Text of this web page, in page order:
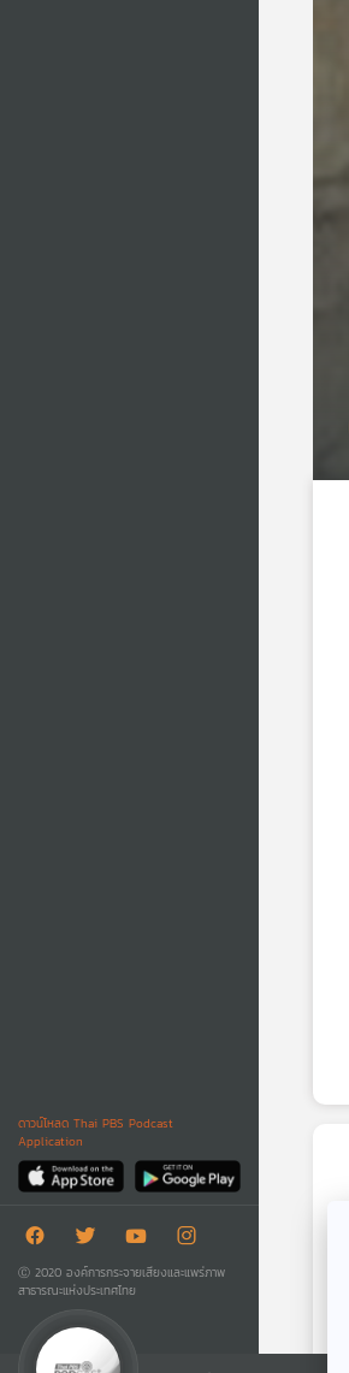
ดาวน์โหลด Thai PBS Podcast
Application
Ⓒ 2020 องค์การกระจายเสียงและแพร่ภาพ
สาธารณะแห่งประเทศไทย